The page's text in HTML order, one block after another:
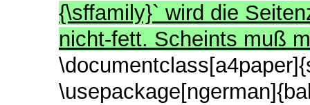
{\sffamily}` wird die
nicht-fett. Scheints muß